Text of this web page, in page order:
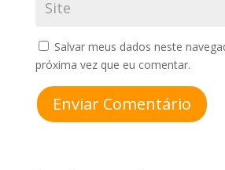
Salvar meus dados neste
próxima vez que eu comentar.
Enviar Comentário